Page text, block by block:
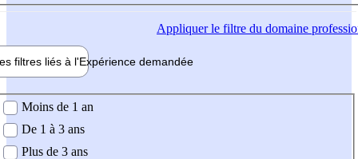
Appliquerle filtre du domaine
filtres liés à l'Expérience demandée
demandée
Moins de 1 an
De 1 à 3 ans
Plus de 3 ans